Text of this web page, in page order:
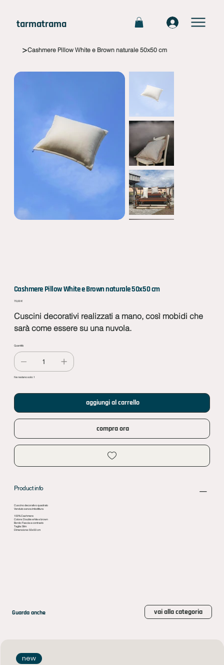
tarmatrama
>Cashmere Pillow White e Brown naturale 50x50 cm
Cashmere Pillow White e Brown naturale 50x50 cm
Prezzo
70,00 €
Cuscini decorativi realizzati a mano, così mobidi che
sarà come essere su una nuvola.
Quantità
Ne restano solo: 1
aggiungi al carrello
compra ora
Product info
Cuscino decorativo quadrato
Venduto senza imbottitura
100% Cashmere
Colore: Double white e brown
Bordo: Fascia a contrasto
Taglia: Slim
Dimensione: 50x50 cm
Guarda anche vai alla categoria
new